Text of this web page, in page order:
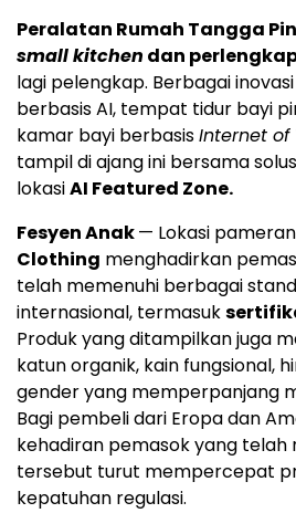
Peralatan Rumah Tangga
small kitchen dan
lagi pelengkap. Berbagai
berbasis AI, tempat tidur bayi
kamar bayi berbasisInternet of
tampil di ajang ini bersama
lokasiAI Featured Zone.
Fesyen Anak— Lokasi pameran
Clothing menghadirkan
telah memenuhi berbagai
internasional, termasuk
Produk yang ditampilkan juga
katun organik, kain fungsional,
gender yang memperpanjang
Bagi pembeli dari Eropa dan
kehadiran pemasok yang telah
tersebut turut mempercepat
kepatuhan regulasi.